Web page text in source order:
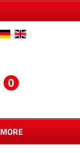
0
MORE